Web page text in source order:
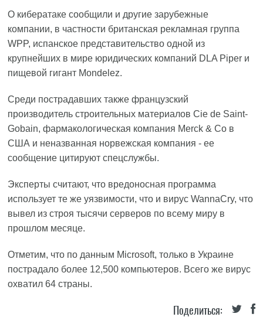
О кибератаке сообщили и другие зарубежные
компании, в частности британская рекламная группа
WPP, испанское представительство одной из
крупнейших в мире юридических компаний DLA Piper и
пищевой гигант Mondelez.
Среди пострадавших также французский
производитель строительных материалов Cie de Saint-
Gobain, фармакологическая компания Merck & Co в
США и неназванная норвежская компания - ее
сообщение цитируют спецслужбы.
Эксперты считают, что вредоносная программа
использует те же уязвимости, что и вирус WannaCry, что
вывел из строя тысячи серверов по всему миру в
прошлом месяце.
Отметим, что по данным Microsoft, только в Украине
пострадало более 12,500 компьютеров. Всего же вирус
охватил 64 страны.
Поделиться: